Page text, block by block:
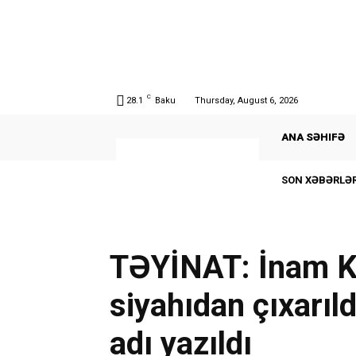
28.1 C Baku Thursday, August 6, 2026
ANA SƏHIFƏ
SON
TƏYİNAT: İnam
siyahıdan
adı yazıldı